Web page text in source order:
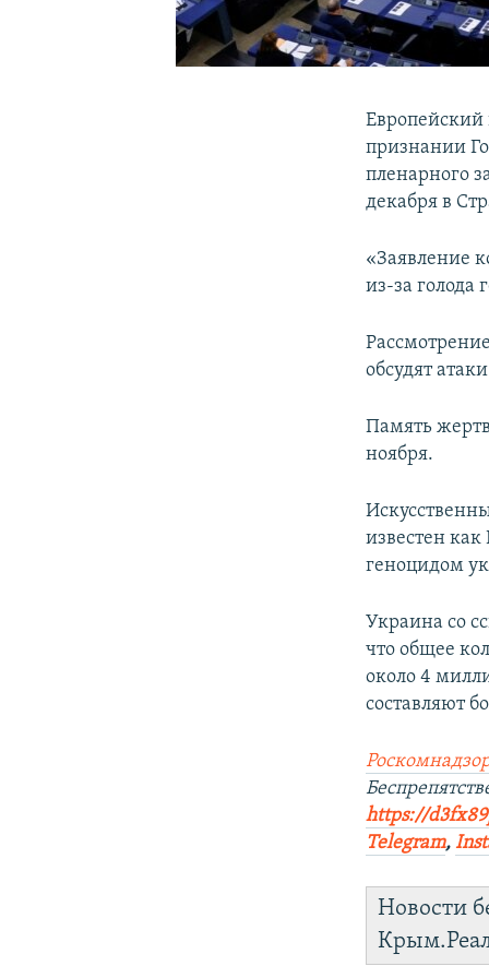
Европейский
признании
пленарного
декабря в
«Заявление
из-за голода
обсудят
Память
ноября.
известен как
геноцидом
Украина со
что общее
около 4
составляют
https://
Telegram,
Новости